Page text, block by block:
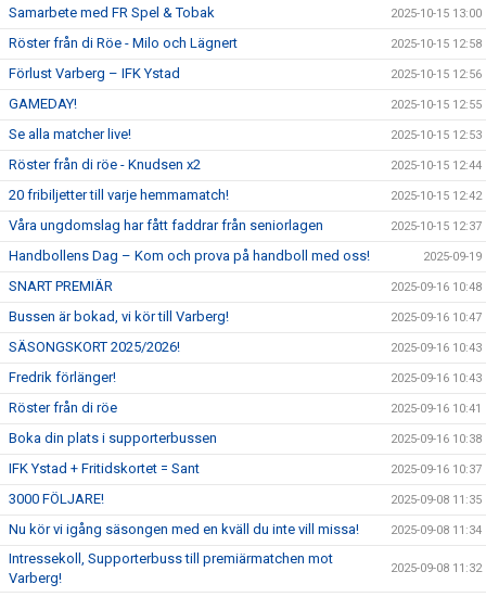
Samarbete med FR Spel & Tobak 2025-10-15 13:00
Röster från di Röe - Milo och Lägnert 2025-10-15 12:58
Förlust Varberg – IFK Ystad 2025-10-15 12:56
GAMEDAY! 2025-10-15 12:55
Se alla matcher live! 2025-10-15 12:53
Röster från di röe - Knudsen x2 2025-10-15 12:44
20 fribiljetter till varje hemmamatch! 2025-10-15 12:42
Våra ungdomslag har fått faddrar från seniorlagen 2025-10-15 12:37
Handbollens Dag – Kom och prova på handboll med oss! 2025-09-19
SNART PREMIÄR 2025-09-16 10:48
Bussen är bokad, vi kör till Varberg! 2025-09-16 10:47
SÄSONGSKORT 2025/2026! 2025-09-16 10:43
Fredrik förlänger! 2025-09-16 10:43
Röster från di röe 2025-09-16 10:41
Boka din plats i supporterbussen 2025-09-16 10:38
IFK Ystad + Fritidskortet = Sant 2025-09-16 10:37
3000 FÖLJARE! 2025-09-08 11:35
Nu kör vi igång säsongen med en kväll du inte vill missa! 2025-09-08 11:34
Intressekoll, Supporterbuss till premiärmatchen mot
Varberg!
2025-09-08 11:32